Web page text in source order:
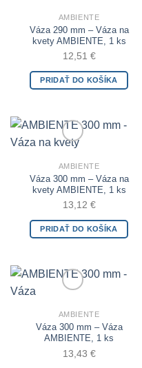
Add to Wishlist
AMBIENTE
Váza 290 mm – Váza na
kvety AMBIENTE, 1 ks
12,51 €
PRIDAŤ DO KOŠÍKA
Add to Wishlist
AMBIENTE
Váza 300 mm – Váza na
kvety AMBIENTE, 1 ks
13,12 €
PRIDAŤ DO KOŠÍKA
Add to Wishlist
AMBIENTE
Váza 300 mm – Váza
AMBIENTE, 1 ks
13,43 €